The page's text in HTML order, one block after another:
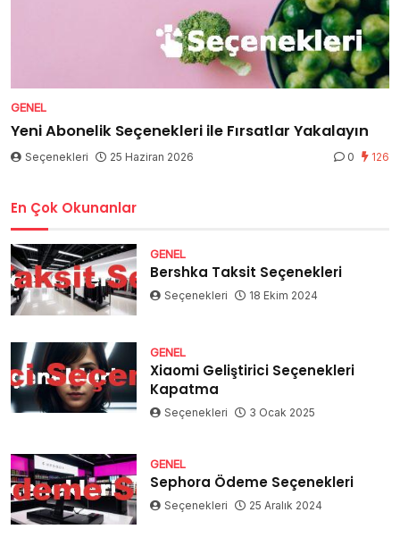
GENEL
Yeni Abonelik Seçenekleri ile Fırsatlar Yakalayın
Seçenekleri 25 Haziran 2026 0 126
En Çok Okunanlar
GENEL
Bershka Taksit Seçenekleri
Seçenekleri 18 Ekim 2024
GENEL
Xiaomi Geliştirici Seçenekleri
Kapatma
Seçenekleri 3 Ocak 2025
GENEL
Sephora Ödeme Seçenekleri
Seçenekleri 25 Aralık 2024